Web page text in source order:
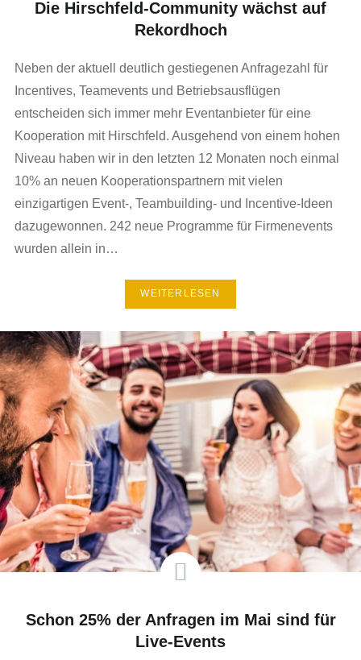
Die Hirschfeld-Community wächst auf
Rekordhoch
Neben der aktuell deutlich gestiegenen Anfragezahl für
Incentives, Teamevents und Betriebsausflügen
entscheiden sich immer mehr Eventanbieter für eine
Kooperation mit Hirschfeld. Ausgehend von einem hohen
Niveau haben wir in den letzten 12 Monaten noch einmal
10% an neuen Kooperationspartnern mit vielen
einzigartigen Event-, Teambuilding- und Incentive-Ideen
dazugewonnen. 242 neue Programme für Firmenevents
wurden allein in…
WEITERLESEN
Schon 25% der Anfragen im Mai sind für
Live-Events